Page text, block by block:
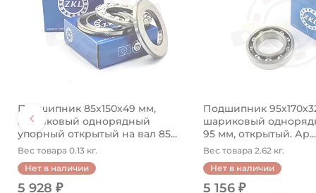
Подшипник 85х150х49 мм,
шариковый однорядный
упорный открытый на вал 85...
Вес товара 0.13 кг.
Нет в наличии
5 928 ₽
Подшипник
шариковый
95 мм, открытый. Ар...
Вес товара 2.62 кг.
Нет в наличии
5 156 ₽